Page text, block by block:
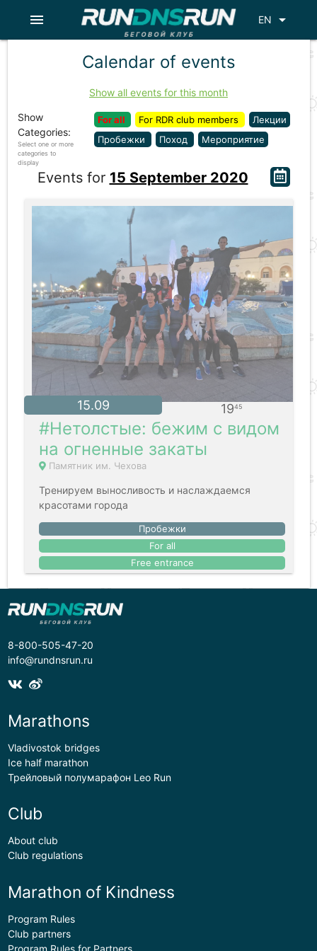
EN arrow_drop_down
menu
Calendar of events
Show all events for this month
Show
Categories:
Select one or more
categories to
display
For all For RDR club members
Лекции
Пробежки
Поход Мероприятие
Events for 15 September 2020
15.09 1945
#Нетолстые: бежим с видом
на огненные закаты
Памятник им. Чехова
Тренируем выносливость и наслаждаемся
красотами города
Пробежки
For all
Free entrance
8-800-505-47-20
info@rundnsrun.ru
Marathons
Vladivostok bridges
Ice half marathon
Трейловый полумарафон Leo Run
Club
About club
Club regulations
Marathon of Kindness
Program Rules
Club partners
Program Rules for Partners